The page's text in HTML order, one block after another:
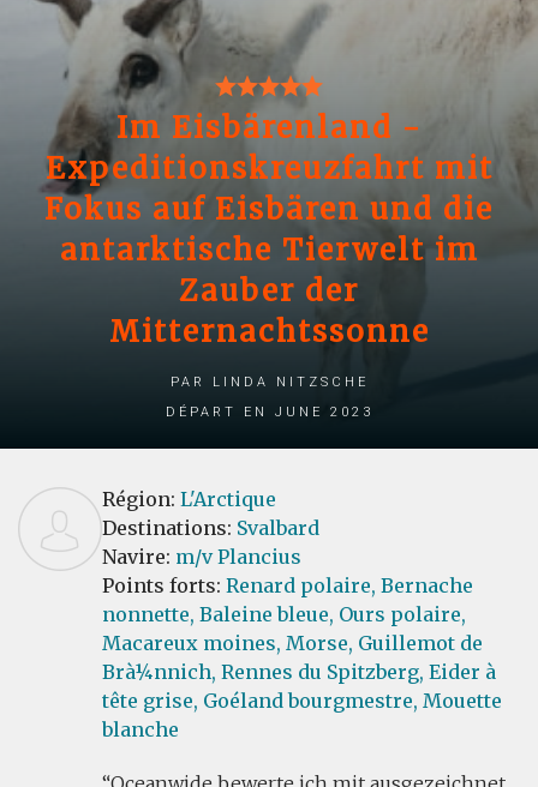
Im Eisbärenland -
Expeditionskreuzfahrt mit
Fokus auf Eisbären und die
antarktische Tierwelt im
Zauber der
Mitternachtssonne
par Linda Nitzsche
Départ en June 2023
Région: L'Arctique
Destinations: Svalbard
Navire: m/v Plancius
Points forts: Renard polaire, Bernache
nonnette, Baleine bleue, Ours polaire,
Macareux moines, Morse, Guillemot de
Brà¼nnich, Rennes du Spitzberg, Eider à
tête grise, Goéland bourgmestre, Mouette
blanche